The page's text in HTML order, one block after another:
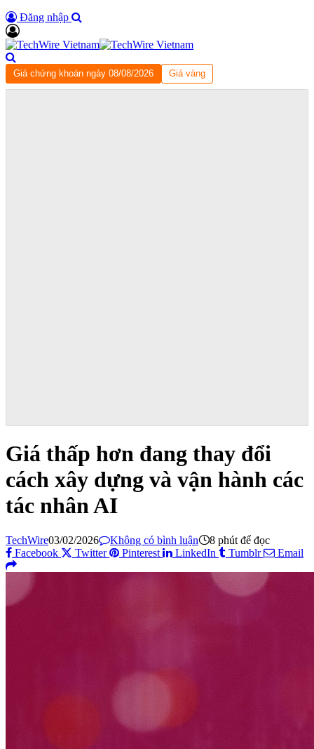
Đăng nhập
Giá chứng khoán ngày 08/08/2026 Giá vàng
Giá thấp hơn đang thay đổi
cách xây dựng và vận hành các
tác nhân AI
TechWire03/02/2026 Không có bình luận
8 phút để đọc
Facebook
Twitter Pinterest LinkedIn Tumblr Email